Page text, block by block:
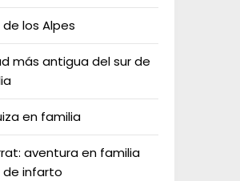
de los Alpes
más antigua del sur de
en familia
aventura en familia
de infarto